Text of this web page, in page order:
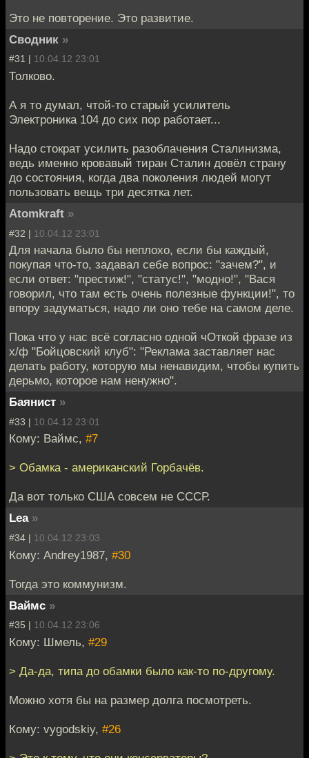
Это не повторение. Это развитие.
Сводник »
#31 | 10.04.12 23:01
Толково.
А я то думал, чтой-то старый усилитель
Электроника 104 до сих пор работает...
Надо стократ усилить разоблачения Сталинизма,
ведь именно кровавый тиран Сталин довёл страну
до состояния, когда два поколения людей могут
пользовать вещь три десятка лет.
Atomkraft »
#32 | 10.04.12 23:01
Для начала было бы неплохо, если бы каждый,
покупая что-то, задавал себе вопрос: "зачем?", и
если ответ: "престиж!", "статус!", "модно!", "Вася
говорил, что там есть очень полезные функции!", то
впору задуматься, надо ли оно тебе на самом деле.
Пока что у нас всё согласно одной чОткой фразе из
х/ф "Бойцовский клуб": "Реклама заставляет нас
делать работу, которую мы ненавидим, чтобы купить
дерьмо, которое нам ненужно".
Баянист »
#33 | 10.04.12 23:01
Кому: Ваймс, #7
> Обамка - американский Горбачёв.
Да вот только США совсем не СССР.
Lea »
#34 | 10.04.12 23:03
Кому: Andrey1987, #30
Тогда это коммунизм.
Ваймс »
#35 | 10.04.12 23:06
Кому: Шмель, #29
> Да-да, типа до обамки было как-то по-другому.
Можно хотя бы на размер долга посмотреть.
Кому: vygodskiy, #26